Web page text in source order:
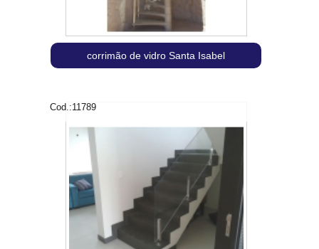
corrimão de vidro Santa Isabel
Cod.:11789